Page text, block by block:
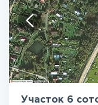
Участок 6